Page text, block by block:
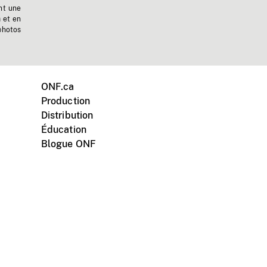
une
et en
ONF.ca
Production
Distribution
Éducation
Blogue ONF